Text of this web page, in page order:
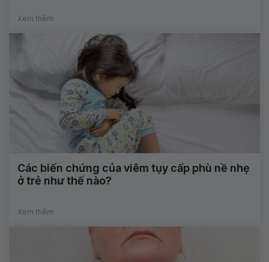
Xem thêm
Các biến chứng của viêm tụy cấp phù nề nhẹ
ở trẻ như thế nào?
Xem thêm